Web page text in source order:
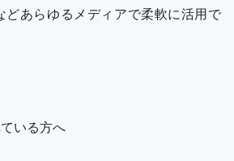
どあらゆるメディアで柔軟に活用で
いる方へ